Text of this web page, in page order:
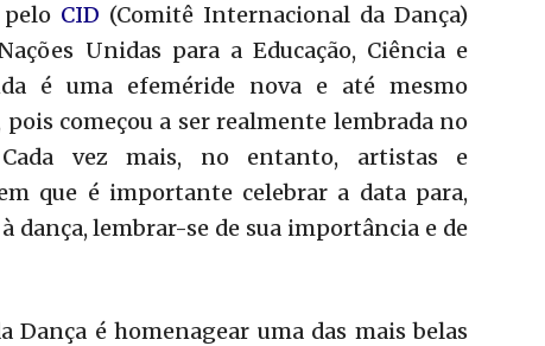
CID (Comitê Internacional da Dança)
Unidas para a Educação, Ciência e
é uma efeméride nova e até mesmo
começou a ser realmente lembrada no
vez mais, no entanto, artistas e
que é importante celebrar a data para,
dança, lembrar-se de sua importância e de
Dança é homenagear uma das mais belas